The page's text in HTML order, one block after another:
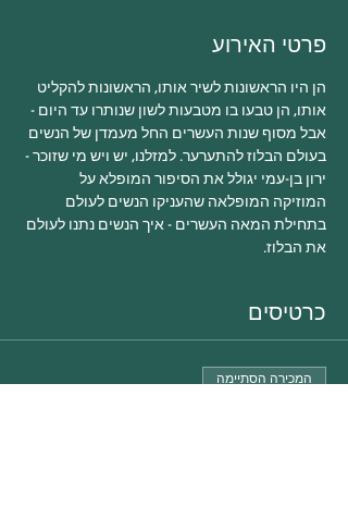
פרטי האירוע
הן היו הראשונות לשיר אותו, הראשונות להקליט
אותו, הן טבעו בו מטבעות לשון שנותרו עד היום -
אבל מסוף שנות העשרים החל מעמדן של הנשים
בעולם הבלוז להתערער. למזלנו, יש ויש מי שזוכר -
ירון בן-עמי יגולל את הסיפור המופלא על
המוזיקה המופלאה שהעניקו הנשים לעולם
בתחילת המאה העשרים - איך הנשים נתנו לעולם
את הבלוז.
כרטיסים
המכירה הסתיימה